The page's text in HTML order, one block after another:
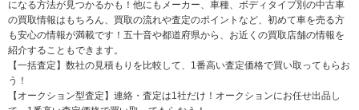
になる方法が見つかるかも！他にもメーカー、車種、ボディタイプ別の中古車
の買取情報はもちろん、買取の流れや査定のポイントなど、初めて車を売る方
も安心の情報が満載です！五十音や都道府県から、お近くの買取店舗の情報を
紹介することもできます。
【一括査定】数社の見積もりを比較して、1番高い査定価格で買い取ってもらお
う！
【オークション型査定】連絡・査定は1社だけ！オークションにお任せ出品し